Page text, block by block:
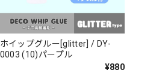
ホイップグルー[glitter] / DY-
0003 (10)パープル
¥880